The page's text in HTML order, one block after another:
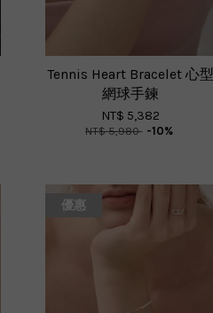
Tennis Heart Bracelet 心型
網球手鍊
NT$ 5,382
NT$ 5,980 -10%
優惠